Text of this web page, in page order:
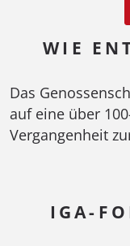
WIE
Das
auf eine über
Vergangenheit
IGA-